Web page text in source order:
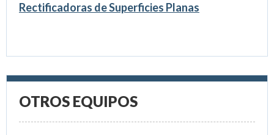
Rectificadoras de Superficies Planas
OTROS EQUIPOS